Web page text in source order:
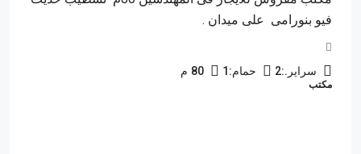
فيو بنورامى على ميدان .
سراير.:2 حمام: 1
80 م
مكتب